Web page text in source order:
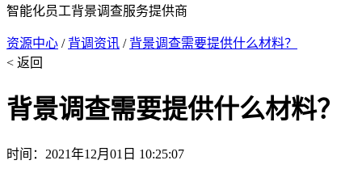
智能化员工背景调查服务提供商
资源中心 / 背调资讯 / 背景调查需要提供什么材料？
< 返回
背景调查需要提供什么材料？
时间：2021年12月01日 10:25:07